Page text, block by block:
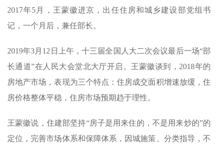
2017年5月，王蒙徽进京，出任住房和城乡建设部党组书
记，一个月后，兼任部长。
2019年3月12日上午，十三届全国人大二次会议最后一场“部
长通道”在人民大会堂北大厅开启。王蒙徽谈到，2018年的
房地产市场，表现为三个特点：住房成交面积增速放缓，住
房价格整体平稳，住房市场预期趋于理性。
王蒙徽说，住建部坚持“房子是用来住的，不是用来炒的”的
定位，完善市场体系和保障体系，因城施策、分类指导，不